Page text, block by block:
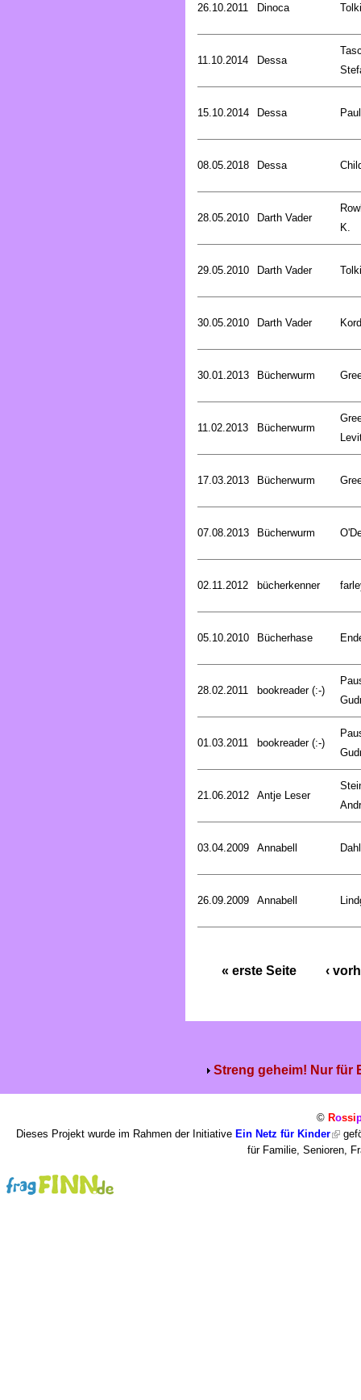
26.10.2011 Dinoca
11.10.2014 Dessa
15.10.2014 Dessa
08.05.2018 Dessa
28.05.2010 Darth Vader
K.
29.05.2010 Darth Vader
30.05.2010 Darth Vader
30.01.2013 Bücherwurm
11.02.2013 Bücherwurm
17.03.2013 Bücherwurm
07.08.2013 Bücherwurm
02.11.2012 bücherkenner
05.10.2010 Bücherhase
28.02.2011 bookreader (:-)
01.03.2011 bookreader (:-)
21.06.2012 Antje Leser
03.04.2009 Annabell
26.09.2009 Annabell
« erste Seite ‹
Streng geheim! Nur für
© Rossi
Dieses Projekt wurde im Rahmen der Initiative Ein Netz für Kinder
für Familie, Senioren,